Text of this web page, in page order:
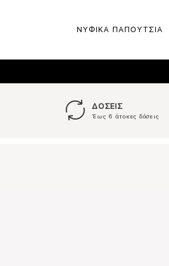
ΝΥΦΙΚΑ ΠΑΠΟΥΤΣΙΑ
ΔΟΣΕΙΣ
Έως 6 άτοκες δόσεις